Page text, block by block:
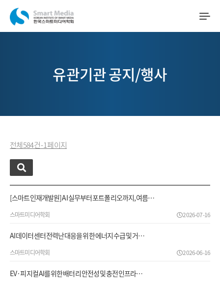
유관기관 공지/행사
전체 584 건 - 1 페이지
[스마트인재개발원] AI 실무부터 포트폴리오까지, 여름…
스마트미디어학회 2026-07-16
AI 데이터센터 전력난 대응을 위한 에너지 수급 및 거…
스마트미디어학회 2026-06-16
EV·피지컬 AI를 위한 배터리 안전성 및 충전 인프라…